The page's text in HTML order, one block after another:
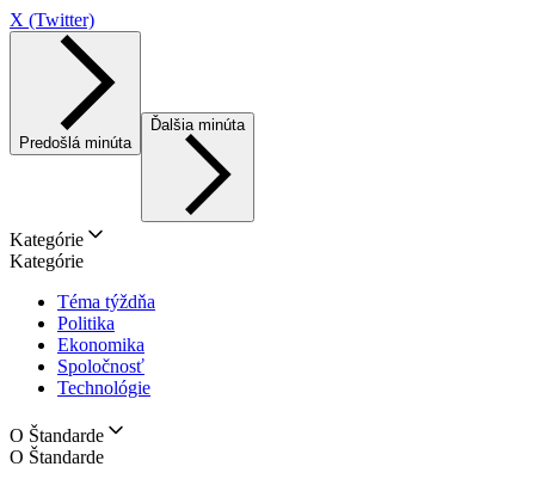
X (Twitter)
Predošlá minúta
Ďalšia minúta
Kategórie
Kategórie
Téma týždňa
Politika
Ekonomika
Spoločnosť
Technológie
O Štandarde
O Štandarde